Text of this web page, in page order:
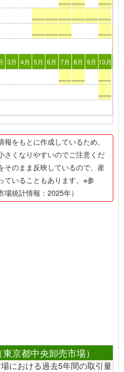
3月 4月 5月 6月 7月 8月 9月 10月
をもとに作成しているため、
さくなりやすいのでご注意くだ
そのまま反映しているので、産
ていることもあります。※参
統計情報：2025年）
京都中央卸売市場）
における過去5年間の取引量